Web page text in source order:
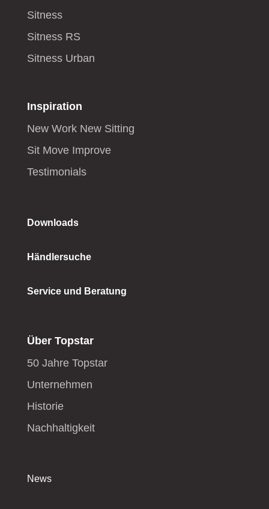
Sitness
Sitness RS
Sitness Urban
Inspiration
New Work New Sitting
Sit Move Improve
Testimonials
Downloads
Händlersuche
Service und Beratung
Über Topstar
50 Jahre Topstar
Unternehmen
Historie
Nachhaltigkeit
News